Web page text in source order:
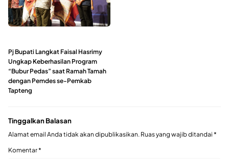
Pj Bupati Langkat Faisal Hasrimy
Ungkap Keberhasilan Program
“Bubur Pedas” saat Ramah Tamah
dengan Pemdes se-Pemkab
Tapteng
Tinggalkan Balasan
Alamat email Anda tidak akan dipublikasikan. Ruas yang wajib ditandai *
Komentar*